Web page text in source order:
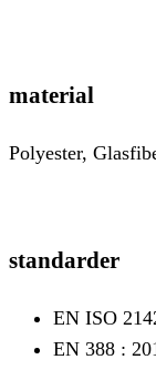
material
Polyester,
standarder
EN ISO
EN 388 :